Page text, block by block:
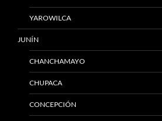
YAROWILCA
JUNÍN
CHANCHAMAYO
CHUPACA
CONCEPCIÓN